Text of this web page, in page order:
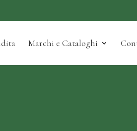
Marchi e Cataloghi